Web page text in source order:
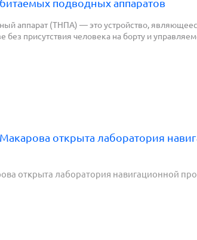
подводных аппаратов
аппарат (ТНПА) — это устройство,
присутствия человека на борту и
открыта лаборатория
открыта лаборатория навигационной